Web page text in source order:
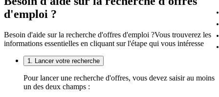
d'emploi ?
Besoin d'aide sur la recherche d'offres d'emploi ?Vous trouverez les
informations essentielles en cliquant sur l'étape qui vous intéresse
1. Lancer votre recherche
Pour lancer une recherche d'offres, vous devez saisir au moins
un des deux champs :